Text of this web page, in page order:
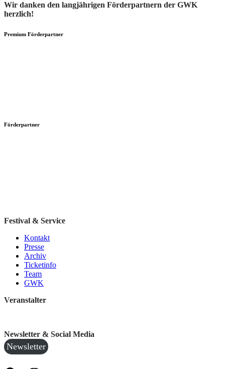
Wir danken den langjährigen Förderpartnern der GWK
herzlich!
Premium Förderpartner
Förderpartner
Festival & Service
Kontakt
Presse
Archiv
Ticketinfo
Team
GWK
Veranstalter
Newsletter & Social Media
Newsletter